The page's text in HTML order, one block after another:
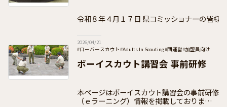
令和８年４月１７日 県コミッショナーの皆様 公益財団法人ボーイスカ
2026/04/21
#ローバースカウト#Adults In Scouting#団運営#加盟員向け
ボーイスカウト講習会 事前研修
本ページはボーイスカウト講習会の事前研修
（ｅラーニング）情報を掲載しております